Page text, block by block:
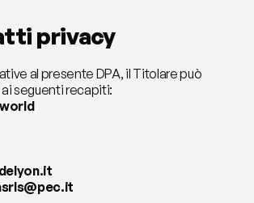
privacy
al presente DPA, il Titolare può
seguenti recapiti: